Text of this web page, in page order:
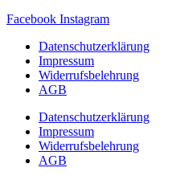
Facebook Instagram
Datenschutzerklärung
Impressum
Widerrufsbelehrung
AGB
Datenschutzerklärung
Impressum
Widerrufsbelehrung
AGB